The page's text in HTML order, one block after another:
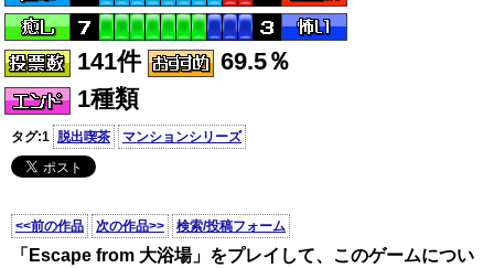
141件
69.5％
1種類
タグ:1 脱出喫茶 マンションシリーズ
<<前の作品 次の作品>> 検索/投稿フォーム
「Escape from 大浴場」をプレイして、このゲームについ